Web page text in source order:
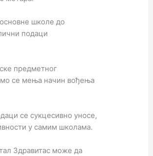
школе до
подаци
предметног
се мења начин вођења
се сукцесивно уносе,
у самим школама.
Здравитас може да